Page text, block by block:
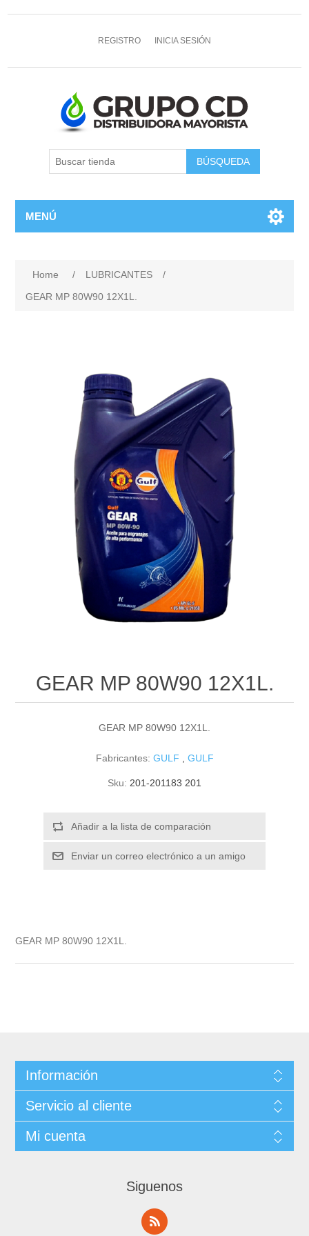
REGISTRO INICIA SESIÓN
MENÚ
Home / LUBRICANTES
/
GEAR MP 80W90 12X1L.
GEAR MP 80W90 12X1L.
GEAR MP 80W90 12X1L.
Fabricantes: GULF GULF
Sku: 201-201183 201
GEAR MP 80W90 12X1L.
Información
Servicio al cliente
Mi cuenta
Siguenos